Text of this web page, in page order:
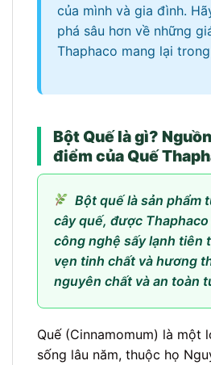
của mình và gia đình.
phá sâu hơn về những
Thaphaco mang lại
Bột Quế là gì?
điểm của Quế
Bột quế là sản phẩm
cây quế, được
công nghệ sấy lạnh tiên
vẹn tinh chất và hương
nguyên chất và an toàn
Quế (Cinnamomum) là một
sống lâu năm, thuộc họ